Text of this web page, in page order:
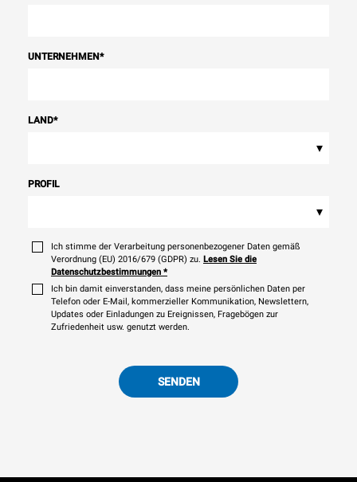
UNTERNEHMEN*
LAND*
▾
PROFIL
▾
Ich stimme der Verarbeitung personenbezogener Daten gemäß
Verordnung (EU) 2016/679 (GDPR) zu. Lesen Sie die
Datenschutzbestimmungen *
Ich bin damit einverstanden, dass meine persönlichen Daten per
Telefon oder E-Mail, kommerzieller Kommunikation, Newslettern,
Updates oder Einladungen zu Ereignissen, Fragebögen zur
Zufriedenheit usw. genutzt werden.
SENDEN